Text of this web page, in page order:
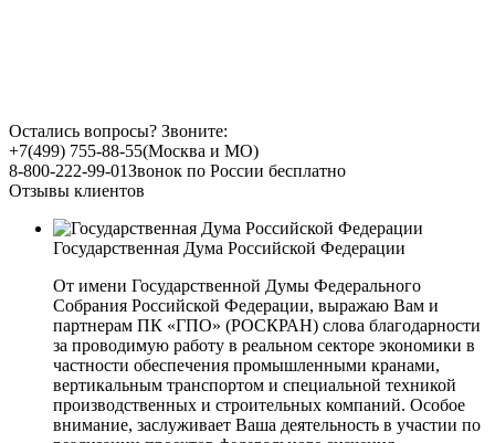
Остались вопросы? Звоните:
+7(499) 755-88-55(Москва и МО)
8-800-222-99-01Звонок по России бесплатно
Отзывы клиентов
Государственная Дума Российской Федерации
От имени Государственной Думы Федерального
Собрания Российской Федерации, выражаю Вам и
партнерам ПК «ГПО» (РОСКРАН) слова благодарности
за проводимую работу в реальном секторе экономики в
частности обеспечения промышленными кранами,
вертикальным транспортом и специальной техникой
производственных и строительных компаний. Особое
внимание, заслуживает Ваша деятельность в участии по